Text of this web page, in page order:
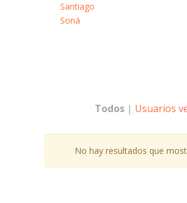
Santiago
Soná
Todos | Usuarios
No hay resultados que